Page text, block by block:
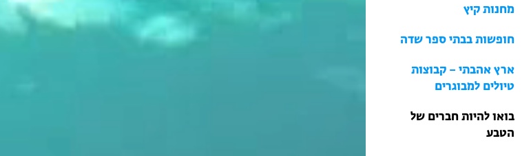
מחנות קיץ
מחנות קיץ
חופשות בבתי ספר שדה
ארץ אהבתי – קבוצות
טיולים למבוגרים
בואו להיות חברים של
הטבע